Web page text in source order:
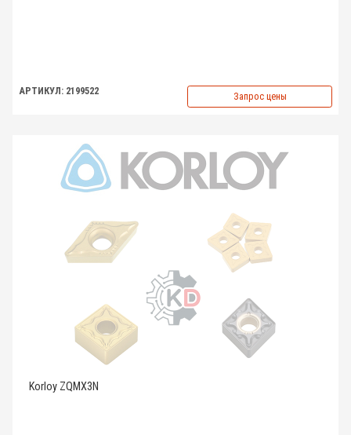
АРТИКУЛ: 2199522 Запрос цены
Korloy ZQMX3N